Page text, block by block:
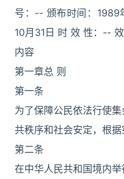
号：-- 颁布时间：1989
10月31日 时 效 性：--
内容
第一章总 则
第一条
为了保障公民依法行使
共秩序和社会安定，根据
第二条
在中华人民共和国境内